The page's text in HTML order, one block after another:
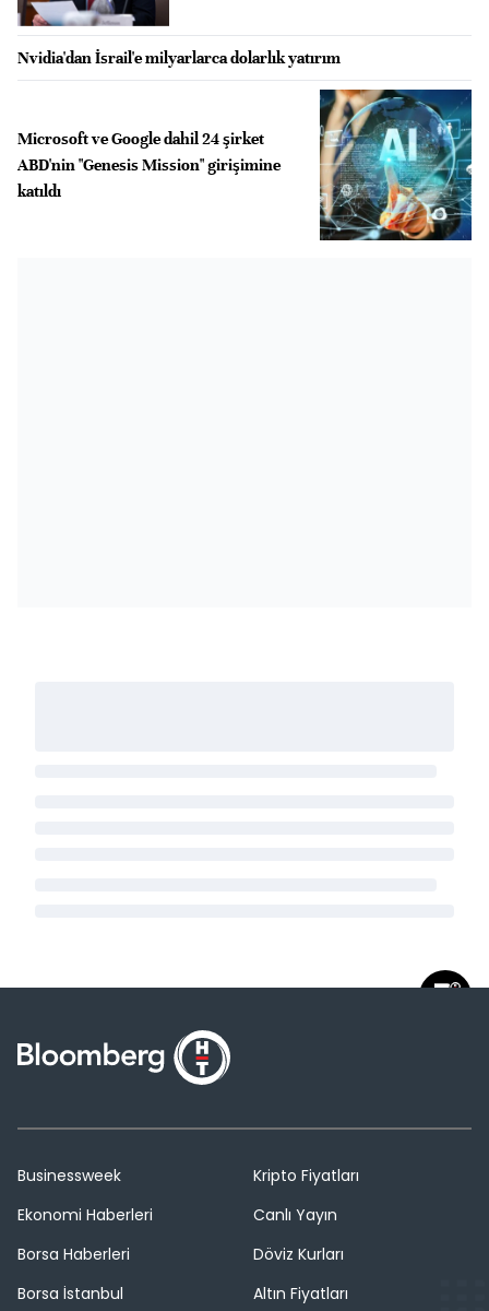
Nvidia'dan İsrail'e milyarlarca dolarlık yatırım
Microsoft ve Google dahil 24 şirket
ABD'nin "Genesis Mission" girişimine
katıldı
Businessweek
Ekonomi Haberleri
Borsa Haberleri
Borsa İstanbul
Kripto Fiyatları
Canlı Yayın
Döviz Kurları
Altın Fiyatları